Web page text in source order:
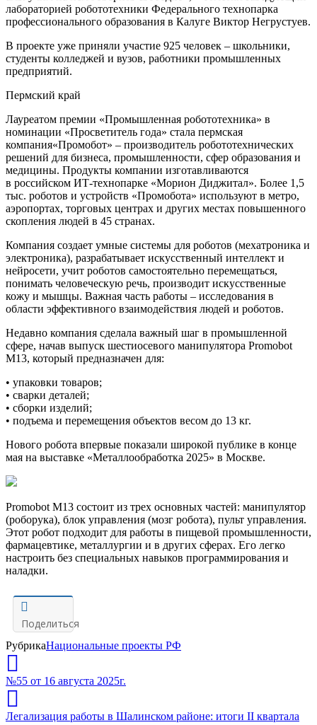
лабораторией робототехники Федерального технопарка
профессионального образования в Калуге Виктор Негрустуев.
В проекте уже приняли участие 925 человек – школьники,
студенты колледжей и вузов, работники промышленных
предприятий.
Пермский край
Лауреатом премии «Промышленная робототехника» в
номинации «Просветитель года» стала пермская
компания«Промобот» – производитель робототехнических
решений для бизнеса, промышленности, сфер образования и
медицины. Продукты компании изготавливаются
в российском ИТ-технопарке «Морион Диджитал». Более 1 ,5
тыс. роботов и устройств «Промобота» используют в метро,
аэропортах, торговых центрах и других местах повышенного
скопления людей в 45 странах.
Компания создает умные системы для роботов (мехатроника и
электроника), разрабатывает искусственный интеллект и
нейросети, учит роботов самостоятельно перемещаться,
понимать человеческую речь, производит искусственные
кожу и мышцы. Важная часть работы – исследования в
области эффективного взаимодействия людей и роботов.
Недавно компания сделала важный шаг в промышленной
сфере, начав выпуск шестиосевого манипулятора Promobot
M13, который предназначен для:
• упаковки товаров;
• сварки деталей;
• сборки изделий;
• подъема и перемещения объектов весом до 13 кг.
Нового робота впервые показали широкой публике в конце
мая на выставке «Металлообработка 2025» в Москве.
Promobot M13 состоит из трех основных частей: манипулятор
(роборука), блок управления (мозг робота), пульт управления.
Этот робот подходит для работы в пищевой промышленности,
фармацевтике, металлургии и в других сферах. Его легко
настроить без специальных навыков программирования и
наладки.
Поделиться
РубрикаНациональные проекты РФ
№55 от 16 августа 2025г.
Легализация работы в Шалинском районе: итоги II квартала